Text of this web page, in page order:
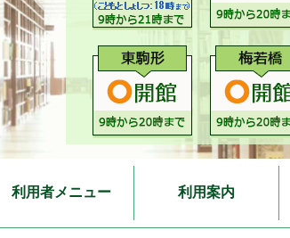
利用者メニュー 利用案内